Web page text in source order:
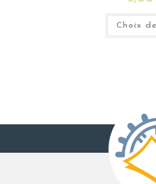
Choix